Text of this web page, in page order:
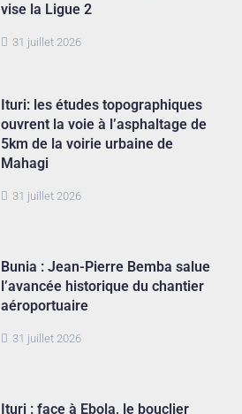
31 juillet 2026
vise la Ligue 2
31 juillet 2026
Ituri: les études topographiques
ouvrent la voie à l’asphaltage de
5km de la voirie urbaine de
Mahagi
31 juillet 2026
Bunia : Jean-Pierre Bemba salue
l’avancée historique du chantier
aéroportuaire
Ituri : face à Ebola, le bouclier